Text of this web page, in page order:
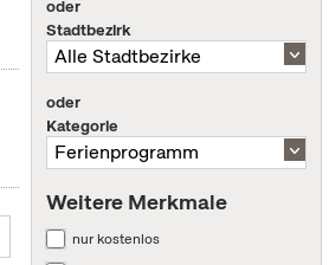
oder
Stadtbezirk
oder
Kategorie
Weitere Merkmale
nur kostenlos